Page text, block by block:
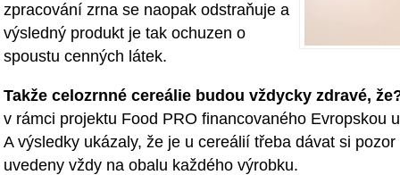
zpracování zrna se naopak odstraňuje a
výsledný produkt je tak ochuzen o
spoustu cenných látek.
Takže celozrnné cereálie budou vždycky zdravé,
v rámci projektu Food PRO financovaného Evropskou
A výsledky ukázaly, že je u cereálií třeba dávat si
uvedeny vždy na obalu každého výrobku.